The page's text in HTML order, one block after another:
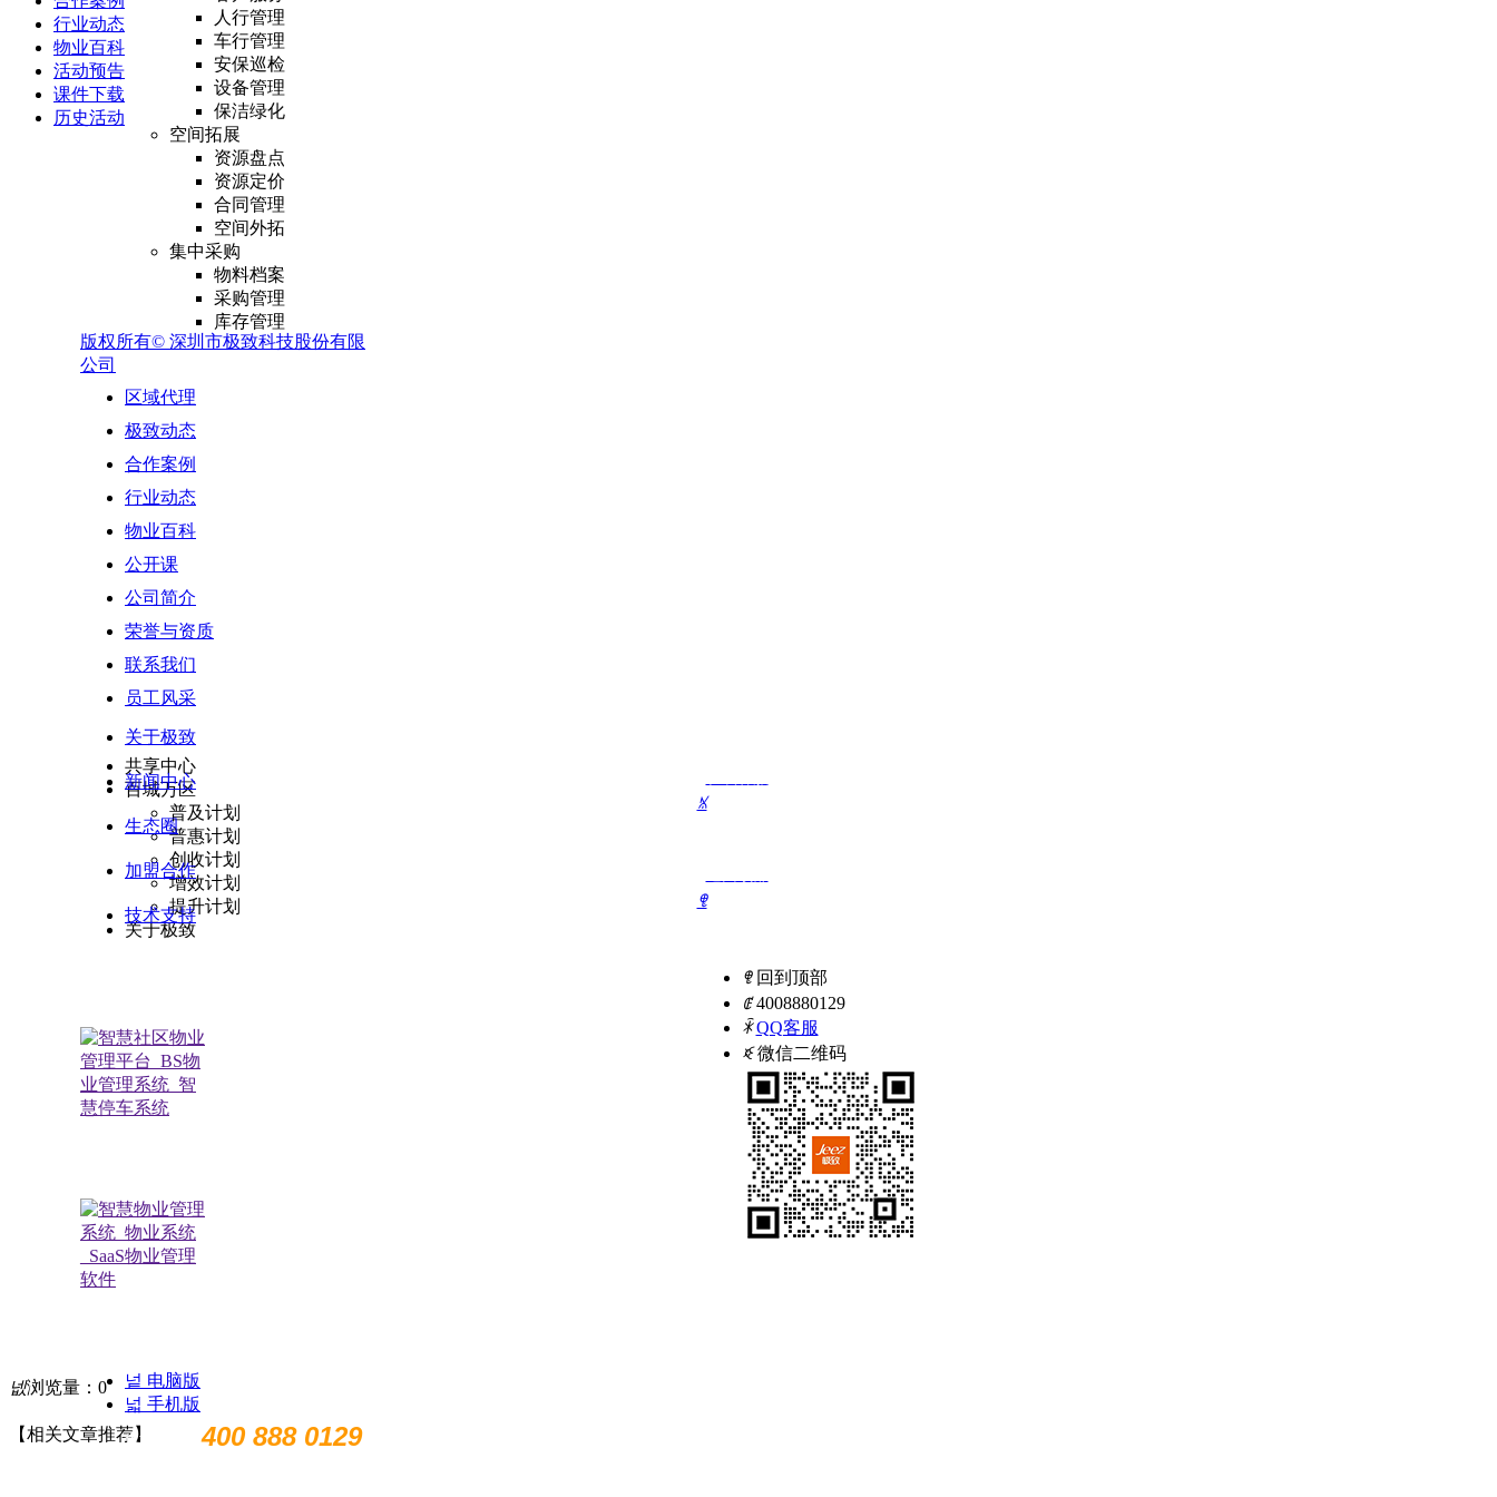
人行管理
车行管理
安保巡检
设备管理
保洁绿化
空间拓展
资源盘点
资源定价
合同管理
空间外拓
集中采购
物料档案
采购管理
库存管理
供应商管理
外包业务
增值运营
BI决策支持
智能硬件
共享中心
百城万区
普及计划
普惠计划
创收计划
增效计划
提升计划
关于极致
行业动态
物业百科
活动预告
课件下载
历史活动
넶浏览量： 0
【相关文章推荐】
版权所有© 深圳市极致科技股份有限
公司
区域代理
极致动态
合作案例
行业动态
物业百科
公开课
公司简介
荣誉与资质
联系我们
员工风采
关于极致
新闻中心
生态圈
加盟合作
技术支持
넡 电脑版
넓 手机版
售前电话：400 888 0129
ꁱ
ꁸ
联系我们
ꁸ 回到顶部
ꂅ 4008880129
ꁗ QQ客服
ꀥ 微信二维码